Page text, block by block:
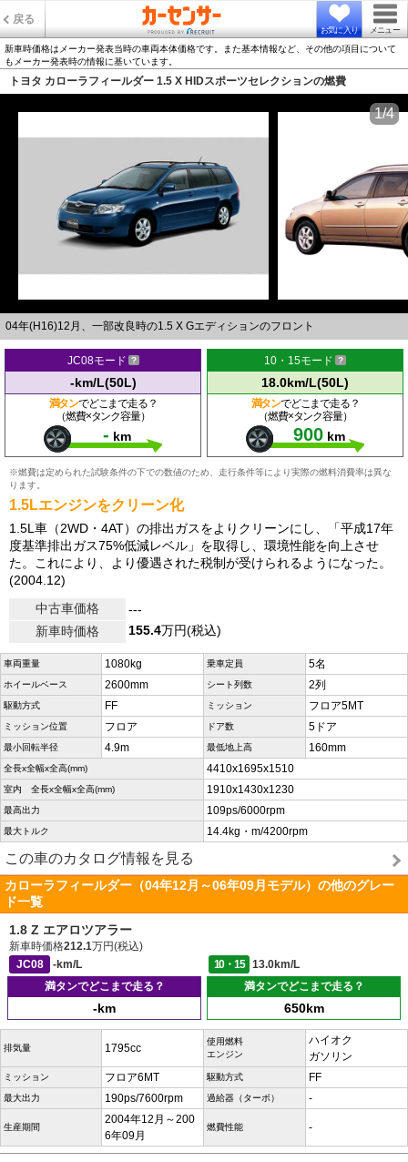
戻る
お気に入り メニュー
新車時価格はメーカー発表当時の車両本体価格です。また基本情報など、その他の項目について
もメーカー発表時の情報に基いています。
トヨタ カローラフィールダー 1.5 X HIDスポーツセレクションの燃費
04年(H16)12月、一部改良時の1.5 X Gエディションのフロント
1/4
JC08モード
-km/L(50L)
満タンでどこまで走る？
（燃費×タンク容量）
- km
10・15モード
18.0km/L(50L)
満タンでどこまで走る？
（燃費×タンク容量）
900 km
※燃費は定められた試験条件の下での数値のため、走行条件等により実際の燃料消費率は異な
ります。
1.5Lエンジンをクリーン化
1.5L車（2WD・4AT）の排出ガスをよりクリーンにし、「平成17年
度基準排出ガス75%低減レベル」を取得し、環境性能を向上させ
た。これにより、より優遇された税制が受けられるようになった。
(2004.12)
中古車価格
---
新車時価格
155.4万円(税込)
車両重量 1080kg 乗車定員 5名
ホイールベース 2600mm シート列数 2列
駆動方式 FF ミッション フロア5MT
ミッション位置 フロア ドア数 5ドア
最小回転半径 4.9m 最低地上高 160mm
全長x全幅x全高(mm) 4410x1695x1510
室内 全長x全幅x全高(mm) 1910x1430x1230
最高出力 109ps/6000rpm
最大トルク 14.4kg・m/4200rpm
この車のカタログ情報を見る
カローラフィールダー（04年12月～06年09月モデル）の他のグレー
ド一覧
1.8 Z エアロツアラー
新車時価格212.1万円(税込)
JC08
-km/L 10・15
13.0km/L
満タンでどこまで走る？
-km
満タンでどこまで走る？
650km
排気量 1795cc
使用燃料
エンジン
ハイオク
ガソリン
ミッション フロア6MT 駆動方式 FF
最大出力 190ps/7600rpm 過給器（ターボ） -
生産期間
2004年12月～200
6年09月
燃費性能 -